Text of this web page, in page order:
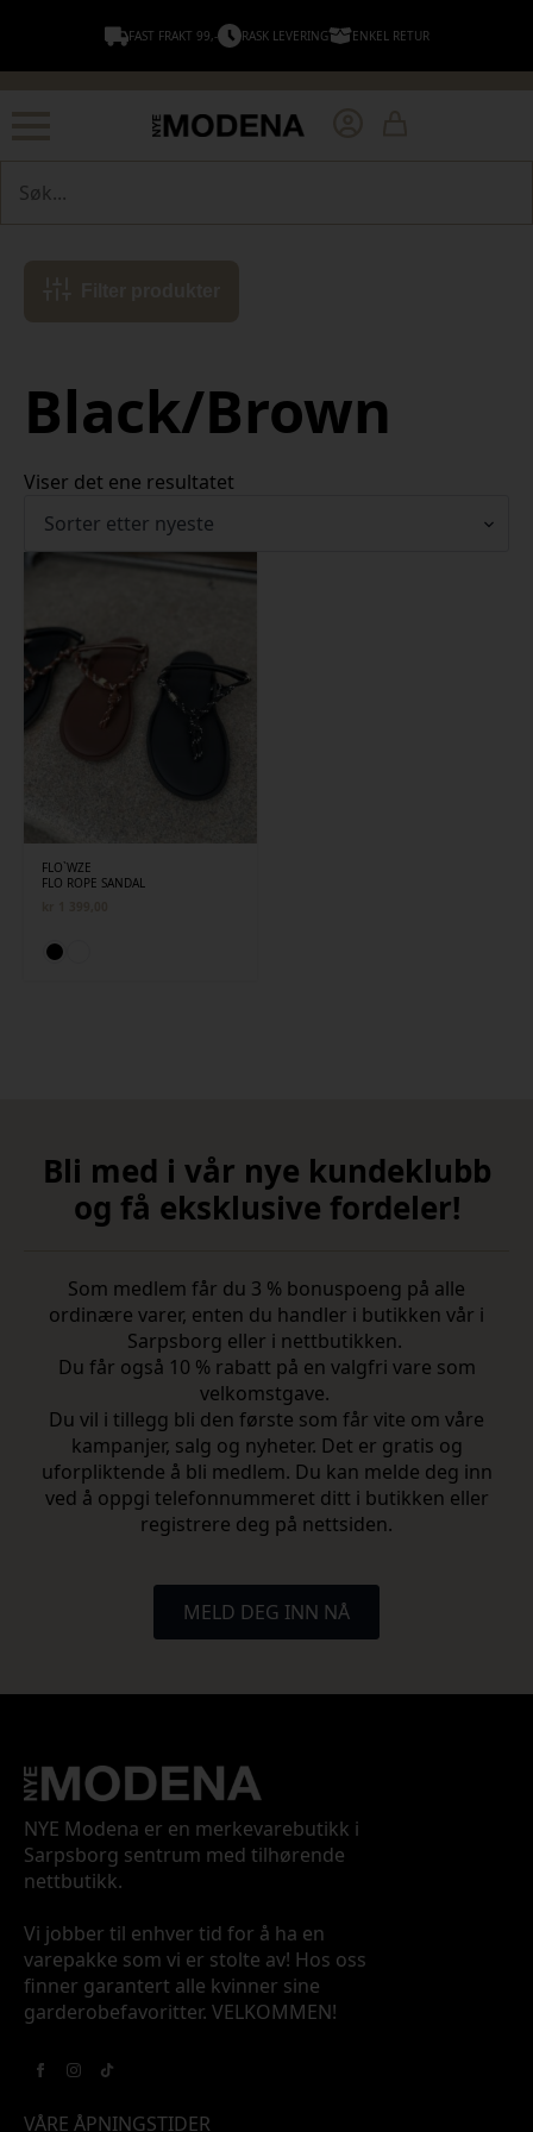
FAST FRAKT 99,- RASK LEVERING ENKEL RETUR
Black/Brown
Viser det ene resultatet
FLO`WZE
FLO ROPE SANDAL
Bli med i vår nye kundeklubb
og få eksklusive fordeler!
Som medlem får du 3 % bonuspoeng på alle
ordinære varer, enten du handler i butikken vår i
Sarpsborg eller i nettbutikken.
Du får også 10 % rabatt på en valgfri vare som
velkomstgave.
Du vil i tillegg bli den første som får vite om våre
kampanjer, salg og nyheter. Det er gratis og
uforpliktende å bli medlem. Du kan melde deg inn
ved å oppgi telefonnummeret ditt i butikken eller
registrere deg på nettsiden.
MELD DEG INN NÅ
NYE Modena er en merkevarebutikk i
Sarpsborg sentrum med tilhørende
nettbutikk.
Vi jobber til enhver tid for å ha en
varepakke som vi er stolte av! Hos oss
finner garantert alle kvinner sine
garderobefavoritter. VELKOMMEN!
VÅRE ÅPNINGSTIDER